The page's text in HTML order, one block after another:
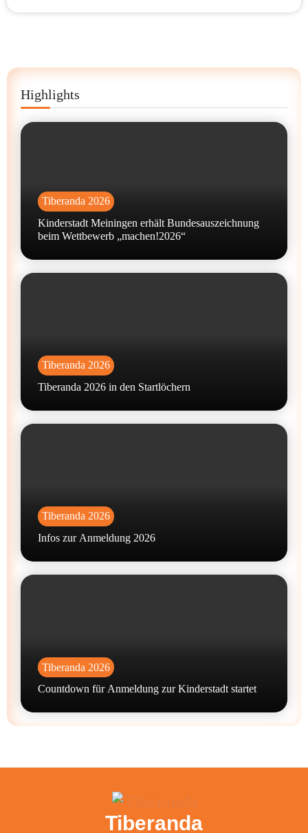
Highlights
Tiberanda 2026
Kinderstadt Meiningen erhält Bundesauszeichnung
beim Wettbewerb „machen!2026“
Tiberanda 2026
Tiberanda 2026 in den Startlöchern
Tiberanda 2026
Infos zur Anmeldung 2026
Tiberanda 2026
Countdown für Anmeldung zur Kinderstadt startet
Tiberanda